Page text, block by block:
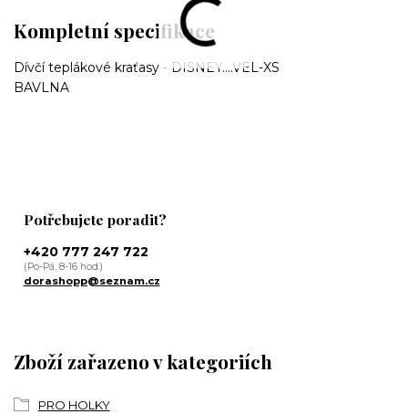
Kompletní specifikace
Dívčí teplákové kraťasy - DISNEY....VEL-XS
BAVLNA
Zboží zařazeno v kategoriích
PRO HOLKY
Potřebujete poradit?
+420 777 247 722
(Po-Pá, 8-16 hod.)
dorashopp@seznam.cz